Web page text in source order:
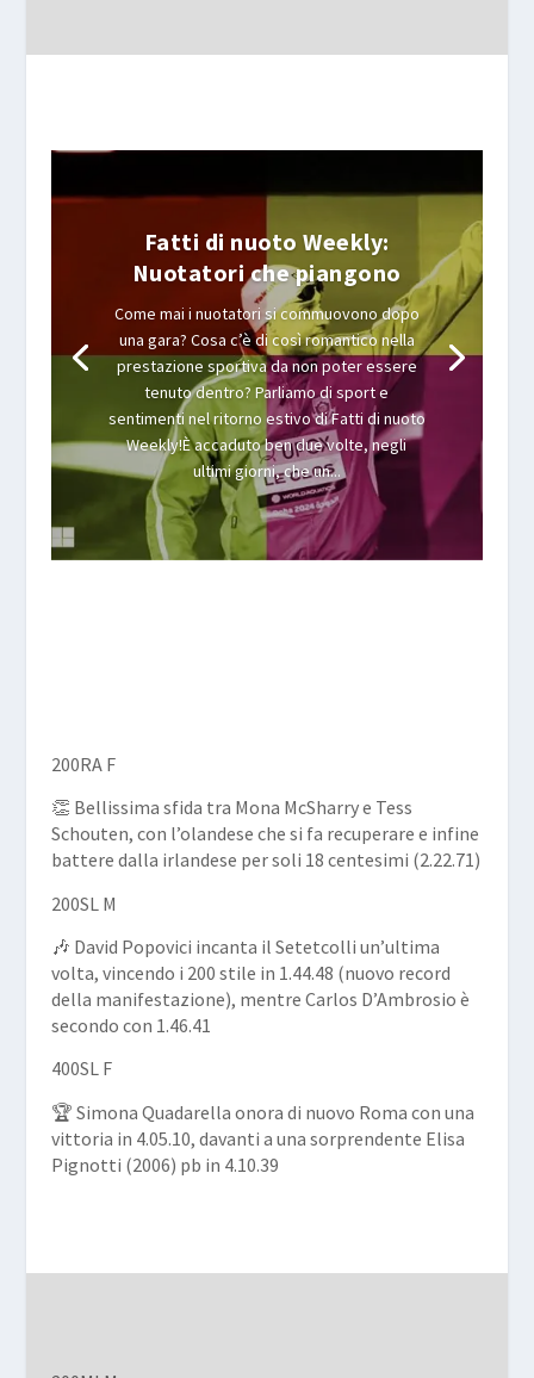
Fatti di nuoto Weekly:
Nuotatori che piangono
Come mai i nuotatori si commuovono dopo
una gara? Cosa c’è di così romantico nella
prestazione sportiva da non poter essere
tenuto dentro? Parliamo di sport e
sentimenti nel ritorno estivo di Fatti di nuoto
Weekly!È accaduto ben due volte, negli
ultimi giorni, che un...
200RA F
👏 Bellissima sfida tra Mona McSharry e Tess
Schouten, con l’olandese che si fa recuperare e infine
battere dalla irlandese per soli 18 centesimi (2.22.71)
200SL M
🎶 David Popovici incanta il Setetcolli un’ultima
volta, vincendo i 200 stile in 1.44.48 (nuovo record
della manifestazione), mentre Carlos D’Ambrosio è
secondo con 1.46.41
400SL F
🏆 Simona Quadarella onora di nuovo Roma con una
vittoria in 4.05.10, davanti a una sorprendente Elisa
Pignotti (2006) pb in 4.10.39